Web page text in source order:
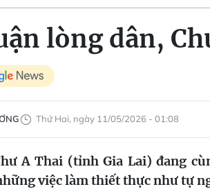
lòng dân,
Thứ Hai, ngày 11/05/2026 - 01:08
A Thai (tỉnh Gia Lai) đang
việc làm thiết thực như tự